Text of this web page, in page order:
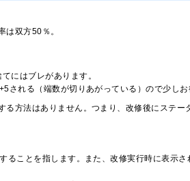
は双方50％。
にはブレがあります。
れる（端数が切りあがっている）ので少しお
方法はありません。つまり、改修後にステー
ことを指します。また、改修実行時に表示